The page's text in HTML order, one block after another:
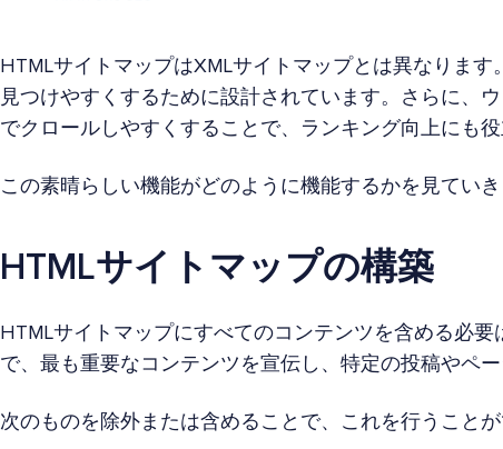
HTMLサイトマップはXMLサイトマップとは異なりま
見つけやすくするために設計されています。さらに、
でクロールしやすくすることで、ランキング向上にも役
この素晴らしい機能がどのように機能するかを見ていき
HTMLサイトマップの構築
HTMLサイトマップにすべてのコンテンツを含める必
で、最も重要なコンテンツを宣伝し、特定の投稿やペー
次のものを除外または含めることで、これを行うことが